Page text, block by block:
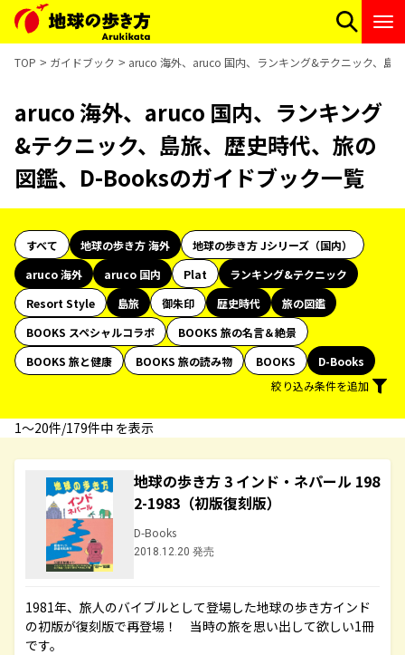
TOP ガイドブック aruco 海外、aruco 国内、ランキング&テクニック、島
aruco 海外、aruco 国内、ランキング
&テクニック、島旅、歴史時代、旅の
図鑑、D-Booksのガイドブック一覧
すべて 地球の歩き方 海外
地球の歩き方 Jシリーズ（国内）
aruco 海外
aruco 国内 Plat
ランキング&テクニック
Resort Style
島旅 御朱印 歴史時代
旅の図鑑
BOOKS スペシャルコラボ
BOOKS 旅の名言＆絶景
BOOKS 旅と健康
BOOKS 旅の読み物 BOOKS
D-Books
絞り込み条件を追加
1〜20件/179件中 を表示
地球の歩き方 3 インド・ネパール 198
2-1983（初版復刻版）
D-Books
2018.12.20 発売
1981年、旅人のバイブルとして登場した地球の歩き方インド
の初版が復刻版で再登場！ 当時の旅を思い出して欲しい1冊
です。